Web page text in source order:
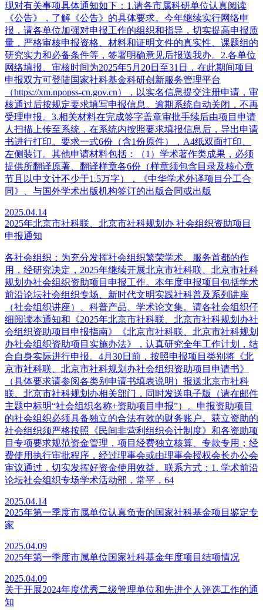
现对有关事项具体通知如下：1.请各市属科研单位认真阅读
《公告》，了解《公告》的具体要求。今年继续实行网络申
报，请各单位加强对申报工作的组织和指导，切实提高申报质
量，严格审核申报资格、材料和证明文件的真实性、课题组的
研究实力和必备条件等，签署明确意见后报送我办。2.各单位
网络填报、审核时间为2025年5月20日至31日，在此期间项目
申报双方可登陆国家社科基金科研创新服务管理平台
（https://xm.npopss-cn.gov.cn），以实名信息提交注册申请，审
核通过后按规定要求填写申报信息。逾期系统自动关闭，不再
受理申报。3.相关材料在完成签字盖章审批手续后由项目申请
人扫描上传至系统，在系统内按照要求填报信息后，导出申请
书进行打印。要求一式6份（含1份原件），A4纸双面打印、
左侧装订。其他申请材料包括：（1）学术著作类成果，必须
提供所翻译原著、翻译样章各6份（样章须包含目录及核心章
节且以中文计不少于1.5万字），《中华学术外译项目分工合
同》、与国外学术出版机构签订的出版合同或出版
2025.04.14
2025年北京市社科联、北京市社科规划办 社会组织资助项目
申报通知
各社会组织：为充分发挥社会组织繁荣学术、服务首都的作
用，经研究决定，2025年继续开展北京市社科联、北京市社科
规划办社会组织资助项目申报工作。本年度申报项目包括学术
前沿论坛社会组织专场、新时代文明实践社科普及系列讲座
（社会组织讲座）、科普产品、学术论文集。请各社会组织仔
细阅读本通知和《2025年北京市社科联、北京市社科规划办社
会组织资助项目申报指南》《北京市社科联、北京市社科规划
办社会组织资助项目实施办法》，认真研究全年工作计划，结
合自身实际进行申报。4月30日前，按照申报项目类别将《北
京市社科联、北京市社科规划办社会组织资助项目申请书》
（具体要求请参阅各类别申请书填表说明）报送北京市社科
联、北京市社科规划办相关部门，同时发送电子版（请在邮件
主题中标明“社会组织名称+资助项目申报”）。申报资助项目
的社会组织必须具备独立的合法有效的财务账户。获立资助的
社会组织须严格按照《民间非营利组织会计制度》和各资助项
目专项要求规范资金管理，项目经费独立核算、专款专用；经
费使用执行审批程序，经过理事会或由理事会授权会长办公会
审议通过，切实发挥好资金使用效益。联系方式：1. 学术前沿
论坛社会组织专场学术活动部，常平，64
2025.04.14
2025年第一季度市属单位认真负责的国家社科基金项目鉴定专
家
2025.04.09
2025年第一季度市属单位国家社科基金年度项目结项情况
2025.04.09
关于开展2024年度优秀二级管理单位和先进个人评选工作的通
知